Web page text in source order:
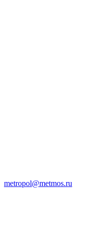
metropol@metmos.ru